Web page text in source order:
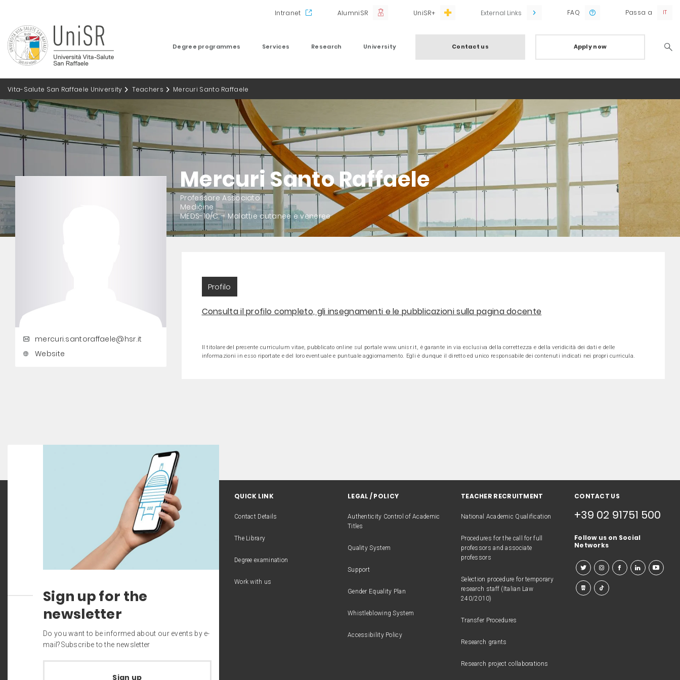
Intranet AlumniSR UniSR+ External Links FAQ Passa a
Degree programmes Services Research University Contact us Apply now
Vita-Salute San Raffaele University Teachers Mercuri Santo Raffaele
Mercuri Santo Raffaele
Professore Associato
Medicine
MEDS-10/C – Malattie cutanee e veneree
mercuri.santoraffaele@hsr.it
Website
Profilo
Consulta il profilo completo, gli insegnamenti e le pubblicazioni sulla pagina docente
Il titolare del presente curriculum vitae, pubblicato online sul portale www.unisr.it, è garante in via esclusiva della correttezza e della veridicità dei dati e delle
informazioni in esso riportate e del loro eventuale e puntuale aggiornamento. Egli è dunque il diretto ed unico responsabile dei contenuti indicati nei propri curricula.
Sign up for the
newsletter
Do you want to be informed about our events by e-
mail?Subscribe to the newsletter
Sign up
QUICK LINK
Contact Details
The Library
Degree examination
Work with us
LEGAL / POLICY
Authenticity Control of Academic
Titles
Quality System
Support
Gender Equality Plan
Whistleblowing System
Accessibility Policy
TEACHER RECRUITMENT
National Academic Qualification
Procedures for the call for full
professors and associate
professors
Selection procedure for temporary
research staff (Italian Law
240/2010)
Transfer Procedures
Research grants
Research project collaborations
CONTACT US
+39 02 91751 500
Follow us on Social
Networks